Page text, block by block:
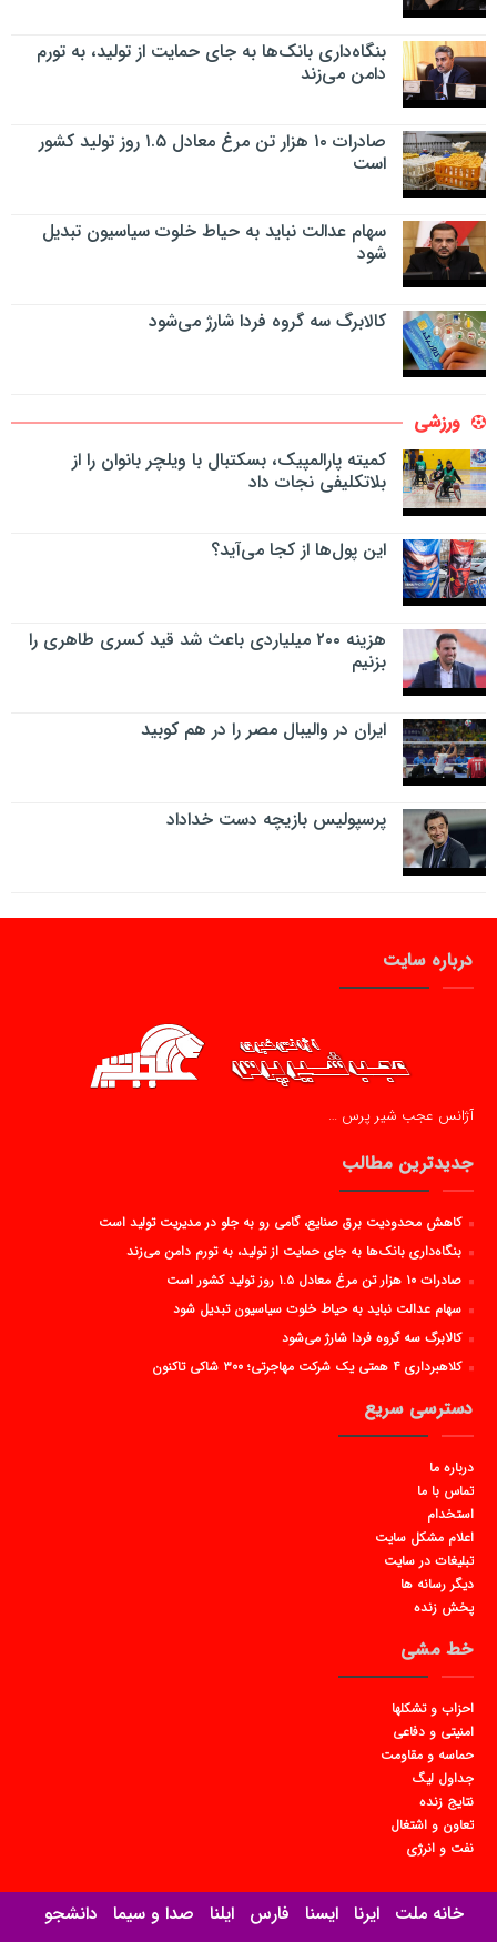
بنگاه‌داری بانک‌ها به جای حمایت از تولید، به تورم
دامن می‌زند
صادرات ۱۰ هزار تن مرغ معادل ۱.۵ روز تولید کشور
است
سهام عدالت نباید به حیاط خلوت سیاسیون تبدیل
شود
کالابرگ سه گروه فردا شارژ می‌شود
ورزشی
کمیته پارالمپیک، بسکتبال با ویلچر بانوان را از
بلاتکلیفی نجات داد
این پول‌ها از کجا می‌آید؟
هزینه ۲۰۰ میلیاردی باعث شد قید کسری طاهری را
بزنیم
ایران در والیبال مصر را در هم کوبید
پرسپولیس بازیچه دست خداداد
درباره سایت
آژانس عجب شیر پرس …
جدیدترین مطالب
کاهش محدودیت برق صنایع، گامی رو به جلو در مدیریت تولید است
بنگاه‌داری بانک‌ها به جای حمایت از تولید، به تورم دامن می‌زند
صادرات ۱۰ هزار تن مرغ معادل ۱.۵ روز تولید کشور است
سهام عدالت نباید به حیاط خلوت سیاسیون تبدیل شود
کالابرگ سه گروه فردا شارژ می‌شود
کلاهبرداری ۴ همتی یک شرکت مهاجرتی؛ ۳۰۰ شاکی تاکنون
دسترسی سریع
درباره ما
تماس با ما
استخدام
اعلام مشکل سایت
تبلیغات در سایت
دیگر رسانه ها
پخش زنده
خط مشی
احزاب و تشکلها
امنیتی و دفاعی
حماسه و مقاومت
جداول لیگ
نتایج زنده
تعاون و اشتغال
نفت و انرژی
خانه ملت ایرنا ایسنا فارس ایلنا صدا و سیما دانشجو